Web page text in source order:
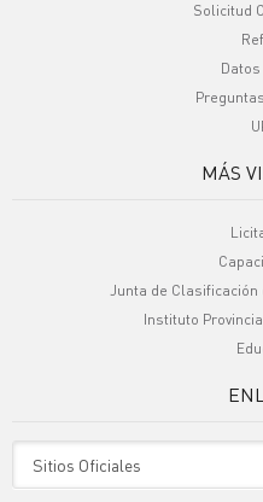
Solicitud
MÁS
Junta de Clasificación
Instituto